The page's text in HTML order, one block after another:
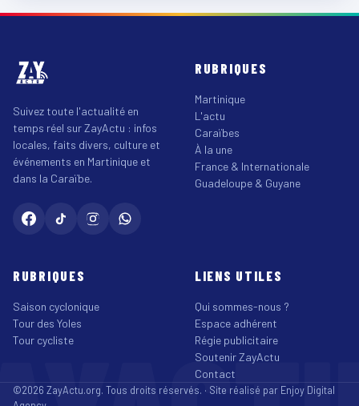
Suivez toute l'actualité en
temps réel sur ZayActu : infos
locales, faits divers, culture et
événements en Martinique et
dans la Caraïbe.
RUBRIQUES
Martinique
L'actu
Caraïbes
À la une
France & Internationale
Guadeloupe & Guyane
RUBRIQUES
Saison cyclonique
Tour des Yoles
Tour cycliste
LIENS UTILES
Qui sommes-nous ?
Espace adhérent
Régie publicitaire
Soutenir ZayActu
Contact
©2026 ZayActu.org. Tous droits réservés. · Site réalisé par Enjoy Digital